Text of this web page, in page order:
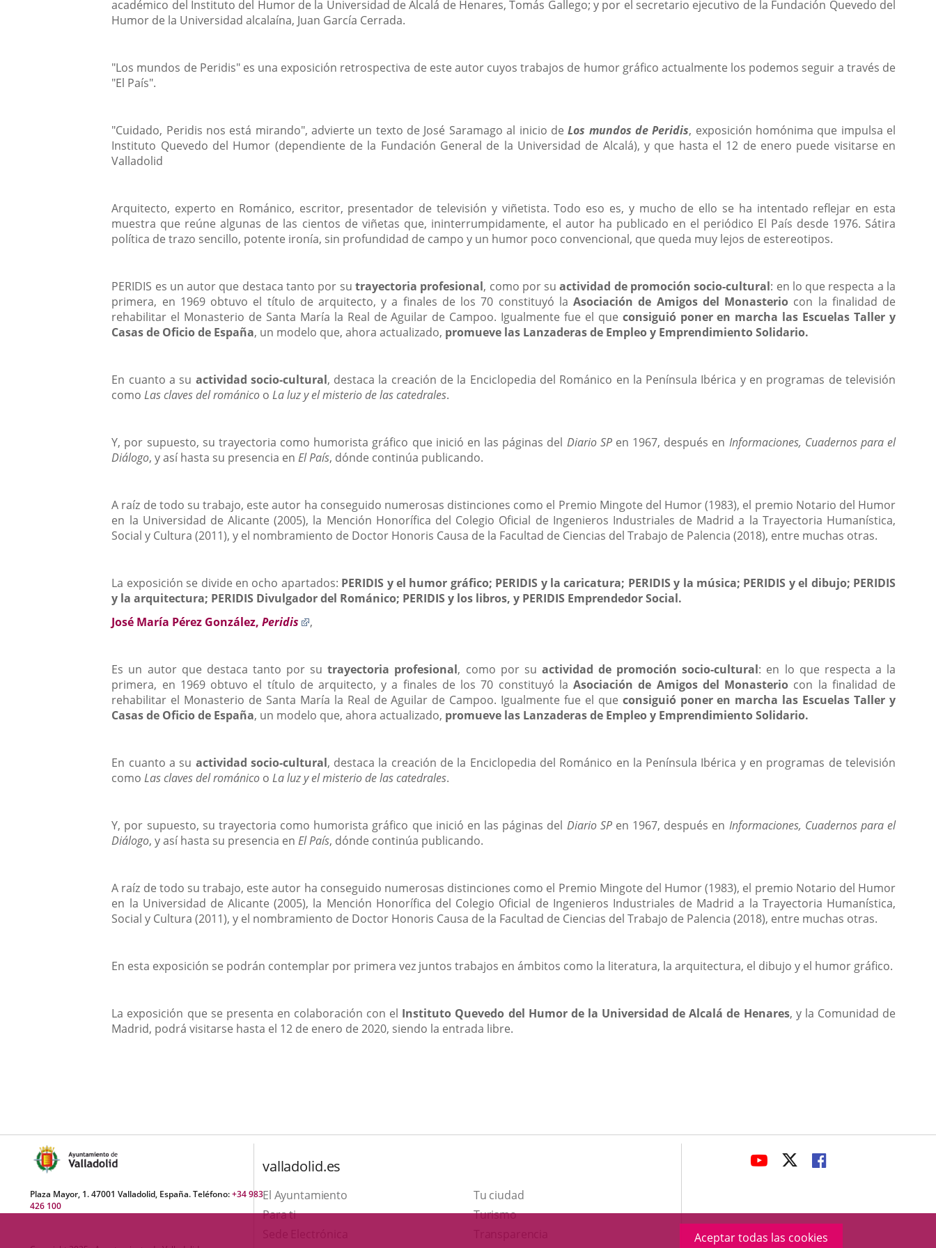
Aceptar todas las cookies
académico del Instituto del Humor de la Universidad de Alcalá de Henares, Tomás Gallego; y por el secretario ejecutivo de la Fundación Quevedo del
Humor de la Universidad alcalaína, Juan García Cerrada.
"Los mundos de Peridis" es una exposición retrospectiva de este autor cuyos trabajos de humor gráfico actualmente los podemos seguir a través de
"El País".
"Cuidado, Peridis nos está mirando", advierte un texto de José Saramago al inicio deLos mundos de Peridis, exposición homónima que impulsa el
Instituto Quevedo del Humor (dependiente de la Fundación General de la Universidad de Alcalá), y que hasta el 12 de enero puede visitarse en
Valladolid
Arquitecto, experto en Románico, escritor, presentador de televisión y viñetista. Todo eso es, y mucho de ello se ha intentado reflejar en esta
muestra que reúne algunas de las cientos de viñetas que, ininterrumpidamente, el autor ha publicado en el periódico El País desde 1976. Sátira
política de trazo sencillo, potente ironía, sin profundidad de campo y un humor poco convencional, que queda muy lejos de estereotipos.
PERIDIS es un autor que destaca tanto por su trayectoria profesional, como por suactividad de promoción socio-cultural: en lo que respecta a la
primera, en 1969 obtuvo el título de arquitecto, y a finales de los 70 constituyó laAsociación de Amigos del Monasterio con la finalidad de
rehabilitar el Monasterio de Santa María la Real de Aguilar de Campoo. Igualmente fue el que consiguió poner en marcha las Escuelas Taller y
Casas de Oficio de España, un modelo que, ahora actualizado, promueve las Lanzaderas de Empleo y Emprendimiento Solidario.
En cuanto a su actividad socio-cultural, destaca la creación de la Enciclopedia del Románico en la Península Ibérica y en programas de televisión
comoLas claves del románico oLa luz y el misterio de las catedrales.
Y, por supuesto, su trayectoria como humorista gráfico que inició en las páginas del Diario SP en 1967, después en Informaciones, Cuadernos para el
Diálogo, y así hasta su presencia enEl País, dónde continúa publicando.
A raíz de todo su trabajo, este autor ha conseguido numerosas distinciones como el Premio Mingote del Humor (1983), el premio Notario del Humor
en la Universidad de Alicante (2005), la Mención Honorífica del Colegio Oficial de Ingenieros Industriales de Madrid a la Trayectoria Humanística,
Social y Cultura (2011), y el nombramiento de Doctor Honoris Causa de la Facultad de Ciencias del Trabajo de Palencia (2018), entre muchas otras.
La exposición se divide en ocho apartados: PERIDIS y el humor gráfico; PERIDIS y la caricatura; PERIDIS y la música; PERIDIS y el dibujo; PERIDIS
y laarquitectura; PERIDIS Divulgador del Románico; PERIDIS y los libros, y PERIDIS Emprendedor Social.
José María Pérez González,Peridis
Enlace
aplicación
externa.
,
Es un autor que destaca tanto por sutrayectoria profesional, como por su actividad de promoción socio-cultural: en lo que respecta a la
primera, en 1969 obtuvo el título de arquitecto, y a finales de los 70 constituyó laAsociación de Amigos del Monasterio con la finalidad de
rehabilitar el Monasterio de Santa María la Real de Aguilar de Campoo. Igualmente fue el que consiguió poner en marcha las Escuelas Taller y
Casas de Oficio de España, un modelo que, ahora actualizado, promueve las Lanzaderas de Empleo y Emprendimiento Solidario.
En cuanto a su actividad socio-cultural, destaca la creación de la Enciclopedia del Románico en la Península Ibérica y en programas de televisión
comoLas claves del románico oLa luz y el misterio de las catedrales.
Y, por supuesto, su trayectoria como humorista gráfico que inició en las páginas del Diario SP en 1967, después en Informaciones, Cuadernos para el
Diálogo, y así hasta su presencia enEl País, dónde continúa publicando.
A raíz de todo su trabajo, este autor ha conseguido numerosas distinciones como el Premio Mingote del Humor (1983), el premio Notario del Humor
en la Universidad de Alicante (2005), la Mención Honorífica del Colegio Oficial de Ingenieros Industriales de Madrid a la Trayectoria Humanística,
Social y Cultura (2011), y el nombramiento de Doctor Honoris Causa de la Facultad de Ciencias del Trabajo de Palencia (2018), entre muchas otras.
En esta exposición se podrán contemplar por primera vez juntos trabajos en ámbitos como la literatura, la arquitectura, el dibujo y el humor gráfico.
La exposición que se presenta en colaboración con el Instituto Quevedo del Humor de la Universidad de Alcalá de Henares, y la Comunidad de
Madrid, podrá visitarse hasta el 12 de enero de 2020, siendo la entrada libre.
Plaza Mayor, 1. 47001 Valladolid, España. Teléfono:+34 983
426 100
valladolid.es
El Ayuntamiento
Tu ciudad
Para ti
TurismoEste
ENLACE
APLICACIÓN
EXTERNA.
ENLACE
APLICACIÓN
EXTERNA.
ENLACE
APLICACIÓN
EXTERNA.